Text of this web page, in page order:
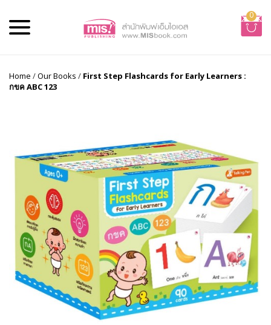
0
Home /Our Books / First Step Flashcards for Early Learners :
กขค ABC 123